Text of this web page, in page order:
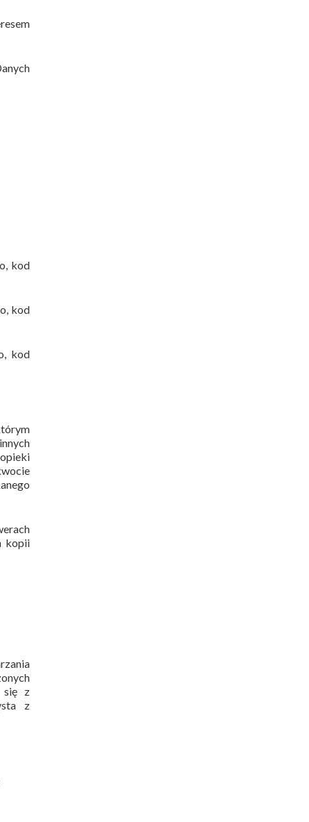
kod
kod
kod
kopii
się z
z